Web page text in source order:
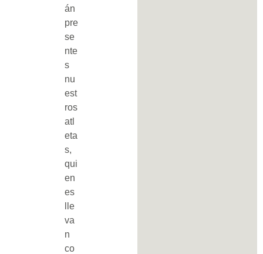
án
pre
se
nte
s
nu
est
ros
atl
eta
s,
qui
en
es
lle
va
n
co